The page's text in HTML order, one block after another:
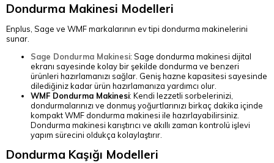
Dondurma Makinesi Modelleri
Enplus, Sage ve WMF markalarının ev tipi dondurma makinelerini
sunar.
Sage Dondurma Makinesi: Sage dondurma makinesi dijital
ekranı sayesinde kolay bir şekilde dondurma ve benzeri
ürünleri hazırlamanızı sağlar. Geniş hazne kapasitesi sayesinde
dilediğiniz kadar ürün hazırlamanıza yardımcı olur.
WMF Dondurma Makinesi: Kendi lezzetli sorbelerinizi,
dondurmalarınızı ve donmuş yoğurtlarınızı birkaç dakika içinde
kompakt WMF dondurma makinesi ile hazırlayabilirsiniz.
Dondurma makinesi karıştırıcı ve akıllı zaman kontrolü işlevi
yapım sürecini oldukça kolaylaştırır.
Dondurma Kaşığı Modelleri